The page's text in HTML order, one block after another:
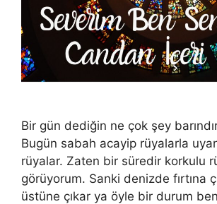
Bir gün dediğin ne çok şey
Bugün sabah acayip rüyalarla
rüyalar. Zaten bir süredir korkulu
görüyorum. Sanki denizde fırtına
üstüne çıkar ya öyle bir durum